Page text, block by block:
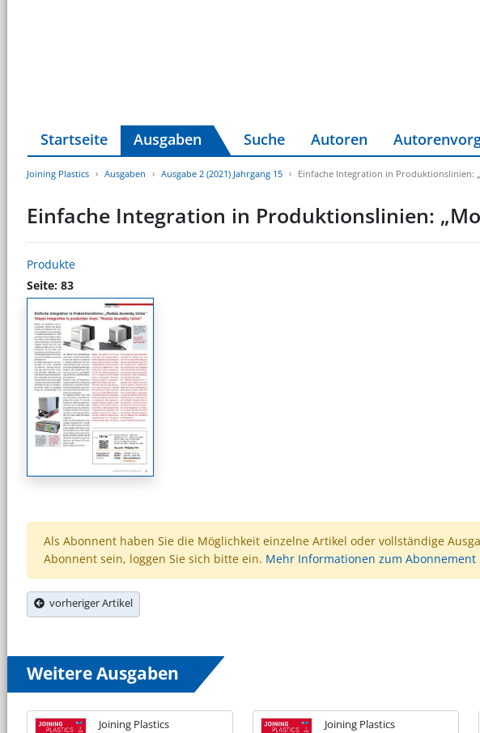
Startseite Ausgaben Suche Autoren
Joining Plastics Ausgaben Ausgabe 2 (2021) Jahrgang 15 Einfache Integration in Produktionslinien:
Einfache Integration in Produktionslinien:
Produkte
Seite: 83
Als Abonnent haben Sie die Möglichkeit einzelne Artikel oder vollständige
Abonnent sein, loggen Sie sich bitte ein. Mehr Informationen zum Abonnement
vorheriger Artikel
Weitere Ausgaben
Joining Plastics Joining Plastics